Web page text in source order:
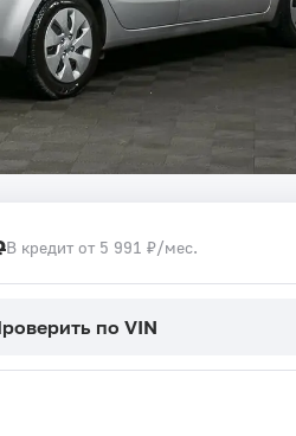
В кредит от 5 991 ₽/мес.
по VIN